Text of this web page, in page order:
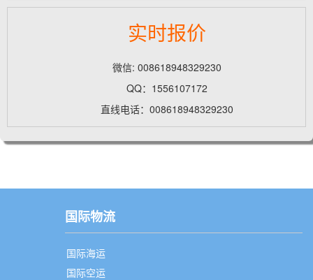
实时报价
微信: 008618948329230
QQ：1556107172
直线电话：008618948329230
国际物流
国际海运
国际空运